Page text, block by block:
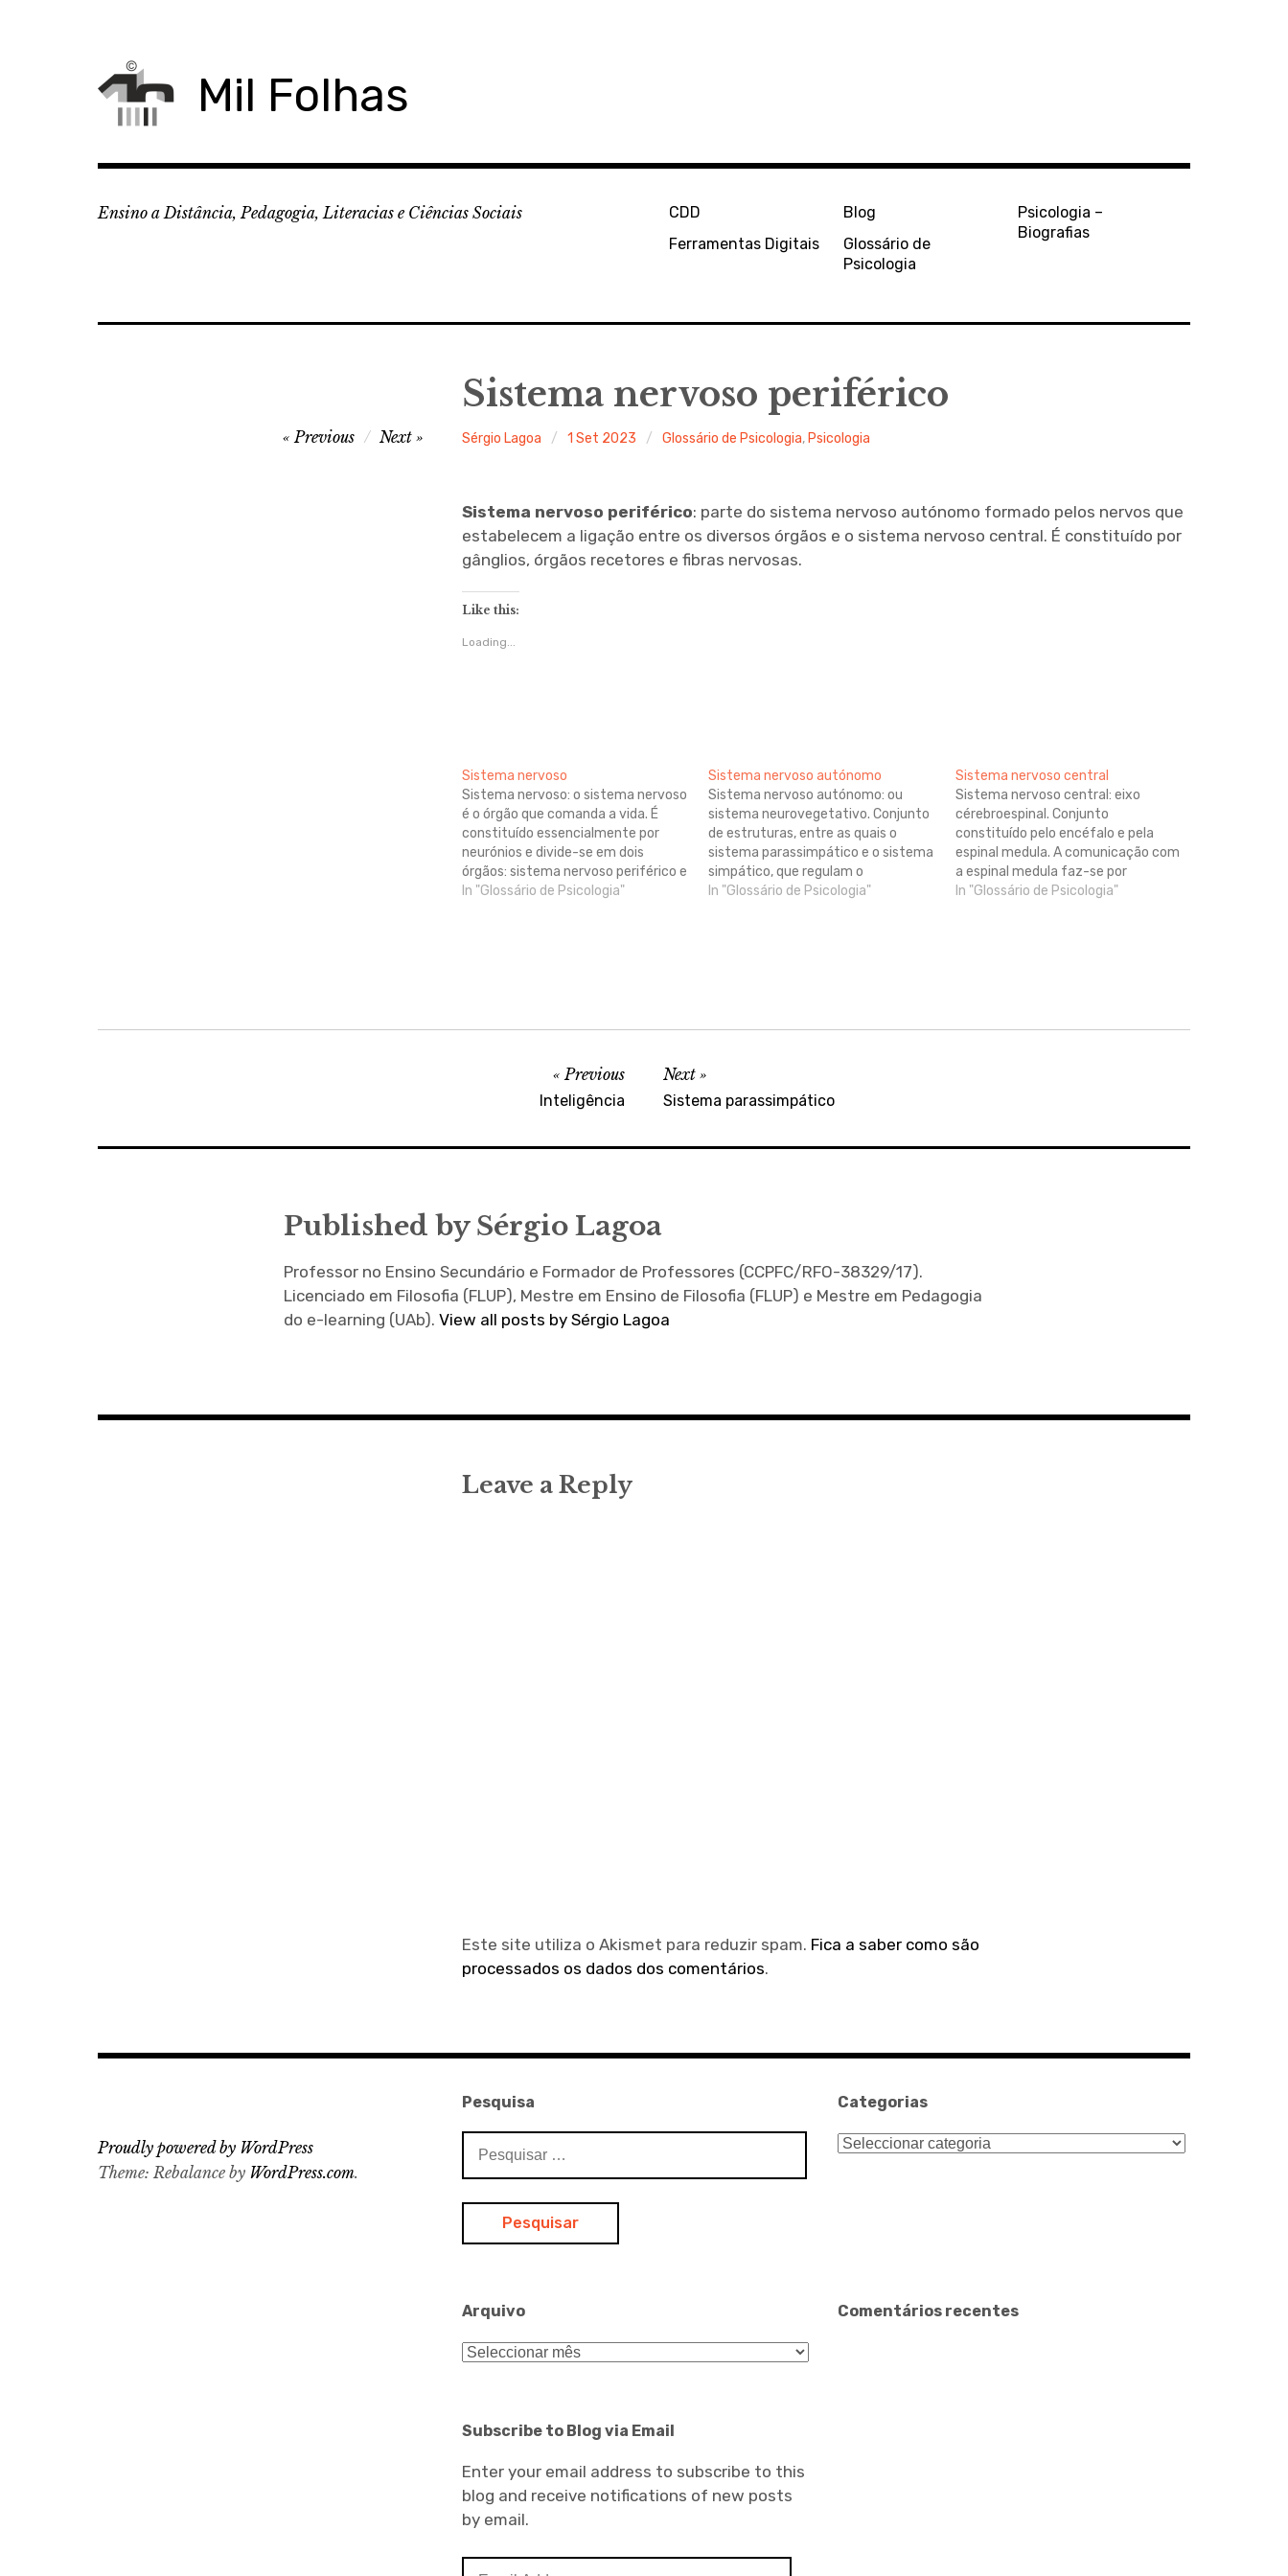
Mil Folhas
Ensino a Distância, Pedagogia, Literacias e Ciências Sociais
CDD
Ferramentas Digitais
Blog
Glossário de
Psicologia
Psicologia –
Biografias
Sistema nervoso periférico
Sérgio Lagoa 1 Set 2023 Glossário de Psicologia, Psicologia
Previous Next
Sistema nervoso periférico: parte do sistema nervoso autónomo formado pelos nervos que
estabelecem a ligação entre os diversos órgãos e o sistema nervoso central. É constituído por
gânglios, órgãos recetores e fibras nervosas.
Like this:
Loading...
Sistema nervoso
Sistema nervoso: o sistema nervoso
é o órgão que comanda a vida. É
constituído essencialmente por
neurónios e divide-se em dois
órgãos: sistema nervoso periférico e
sistema nervoso central. Durante o
In "Glossário de Psicologia"
Sistema nervoso autónomo
Sistema nervoso autónomo: ou
sistema neurovegetativo. Conjunto
de estruturas, entre as quais o
sistema parassimpático e o sistema
simpático, que regulam o
funcionamento de todos os órgãos
In "Glossário de Psicologia"
Sistema nervoso central
Sistema nervoso central: eixo
cérebroespinal. Conjunto
constituído pelo encéfalo e pela
espinal medula. A comunicação com
a espinal medula faz-se por
intermédio do tronco cerebral.
In "Glossário de Psicologia"
Previous
Inteligência
Next
Sistema parassimpático
Published by Sérgio Lagoa
Professor no Ensino Secundário e Formador de Professores (CCPFC/RFO-38329/17).
Licenciado em Filosofia (FLUP), Mestre em Ensino de Filosofia (FLUP) e Mestre em Pedagogia
do e-learning (UAb). View all posts by Sérgio Lagoa
Leave a Reply
Este site utiliza o Akismet para reduzir spam. Fica a saber como são
processados os dados dos comentários.
Pesquisa
por:
Categorias
Categorias
Arquivo
Arquivo
Comentários recentes
Subscribe to Blog via Email
Enter your email address to subscribe to this
blog and receive notifications of new posts
by email.
Proudly powered by WordPress
Theme: Rebalance by WordPress.com.